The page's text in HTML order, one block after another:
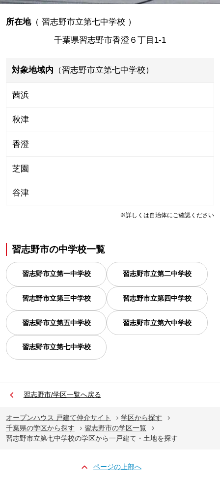
所在地（ 習志野市立第七中学校 ）
千葉県習志野市香澄６丁目1-1
対象地域内 （習志野市立第七中学校）
茜浜
秋津
香澄
芝園
谷津
※詳しくは自治体にご確認ください
習志野市の中学校一覧
習志野市立第一中学校 習志野市立第二中学校
習志野市立第三中学校 習志野市立第四中学校
習志野市立第五中学校 習志野市立第六中学校
習志野市立第七中学校
習志野市/学区一覧へ戻る
オープンハウス 戸建て仲介サイト
学区から探す
千葉県の学区から探す
習志野市の学区一覧
習志野市立第七中学校の学区から一戸建て・土地を探す
ページの上部へ